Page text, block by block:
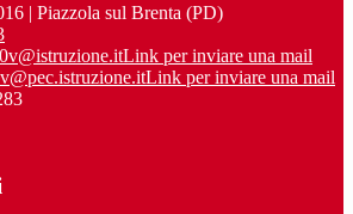
| Piazzola sul Brenta (PD)
Link per inviare una mail
Link per inviare una mail